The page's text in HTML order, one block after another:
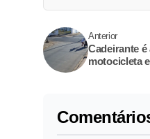
Anterior
Cadeirante
motocicleta